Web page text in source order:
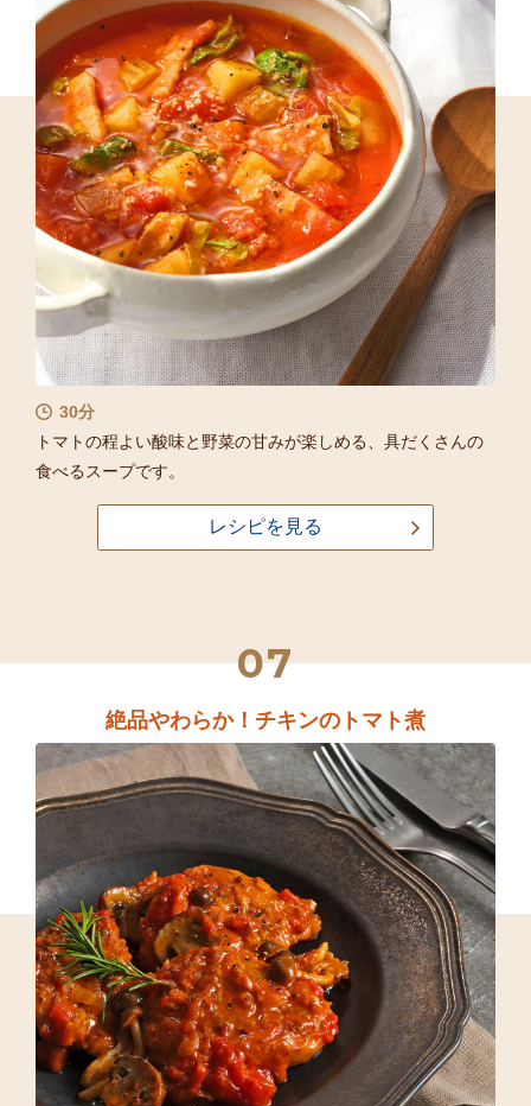
30分
トマトの程よい酸味と野菜の甘みが楽しめる、具だくさんの
食べるスープです。
レシピを見る
07
絶品やわらか！チキンのトマト煮